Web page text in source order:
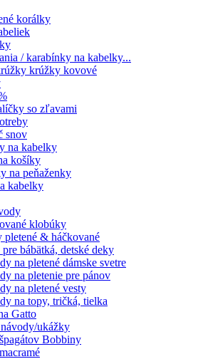
korálky
/ karabínky na kabelky...
krúžky kovové
so zľavami
snov
na kabelky
košíky
na peňaženky
kabelky
klobúky
pletené & háčkované
bábätká, detské deky
na pletené dámske svetre
na pletenie pre pánov
na pletené vesty
na topy, tričká, tielka
Gatto
ukážky
Bobbiny